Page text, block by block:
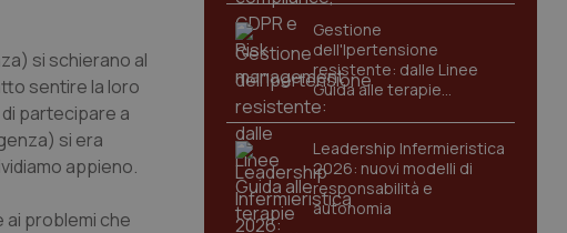
si schierano al
sentire la loro
partecipare a
si era
appieno.
ai problemi che
Gestione
dell'Ipertensione
resistente: dalle Linee
Guida alle terapie
innovative
Leadership Infermieristica
2026: nuovi modelli di
responsabilità e
autonomia